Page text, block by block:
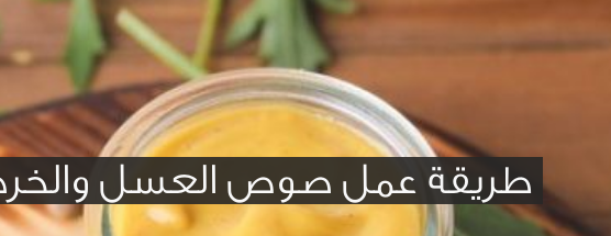
طريقة عمل صوص العسل